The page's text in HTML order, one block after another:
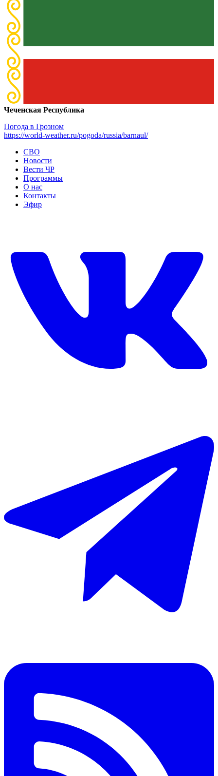
Чеченская Республика
Погода в Грозном
https://world-weather.ru/pogoda/russia/barnaul/
СВО
Новости
Вести ЧР
Программы
О нас
Контакты
Эфир